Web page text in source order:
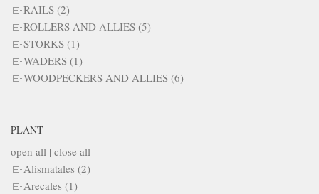
RAILS (2)
ROLLERS AND ALLIES (5)
STORKS (1)
WADERS (1)
WOODPECKERS AND ALLIES (6)
PLANT
open all | close all
Alismatales (2)
Arecales (1)